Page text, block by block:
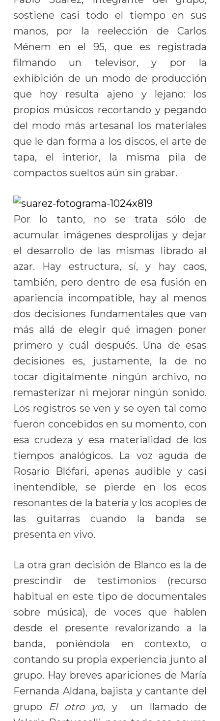
sostiene casi todo el tiempo en sus
manos, por la reelección de Carlos
Ménem en el 95, que es registrada
filmando un televisor, y por la
exhibición de un modo de producción
que hoy resulta ajeno y lejano: los
propios músicos recortando y pegando
del modo más artesanal los materiales
que le dan forma a los discos, el arte de
tapa, el interior, la misma pila de
compactos sueltos aún sin grabar.
Por lo tanto, no se trata sólo de
acumular imágenes desprolijas y dejar
el desarrollo de las mismas librado al
azar. Hay estructura, sí, y hay caos,
también, pero dentro de esa fusión en
apariencia incompatible, hay al menos
dos decisiones fundamentales que van
más allá de elegir qué imagen poner
primero y cuál después. Una de esas
decisiones es, justamente, la de no
tocar digitalmente ningún archivo, no
remasterizar ni mejorar ningún sonido.
Los registros se ven y se oyen tal como
fueron concebidos en su momento, con
esa crudeza y esa materialidad de los
tiempos analógicos. La voz aguda de
Rosario Bléfari, apenas audible y casi
inentendible, se pierde en los ecos
resonantes de la batería y los acoples de
las guitarras cuando la banda se
presenta en vivo.
La otra gran decisión de Blanco es la de
prescindir de testimonios (recurso
habitual en este tipo de documentales
sobre música), de voces que hablen
desde el presente revalorizando a la
banda, poniéndola en contexto, o
contando su propia experiencia junto al
grupo. Hay breves apariciones de María
Fernanda Aldana, bajista y cantante del
grupo El otro yo, y un llamado de